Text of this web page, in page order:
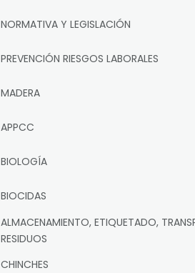
NORMATIVA Y LEGISLACIÓN
PREVENCIÓN RIESGOS LABORALES
MADERA
APPCC
BIOLOGÍA
BIOCIDAS
ALMACENAMIENTO, ETIQUETADO,
RESIDUOS
CHINCHES